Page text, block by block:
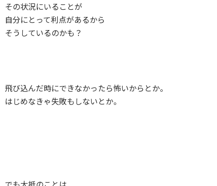
その状況にいることが
自分にとって利点があるから
そうしているのかも？
飛び込んだ時にできなかったら怖いからとか。
はじめなきゃ失敗もしないとか。